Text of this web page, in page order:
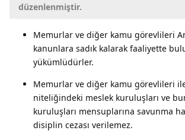
düzenlenmiştir.
Memurlar ve diğer kamu görevlileri
kanunlara sadık kalarak faaliyette
yükümlüdürler.
Memurlar ve diğer kamu görevlileri
niteliğindeki meslek kuruluşları ve
kuruluşları mensuplarına savunma
disiplin cezası verilemez.